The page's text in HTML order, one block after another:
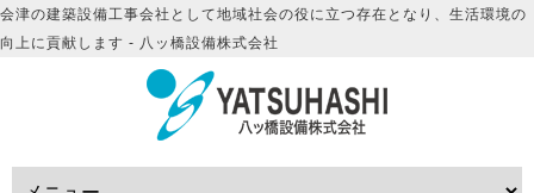
会津の建築設備工事会社として地域社会の役に立つ存在となり、生活環境の
向上に貢献します - 八ッ橋設備株式会社